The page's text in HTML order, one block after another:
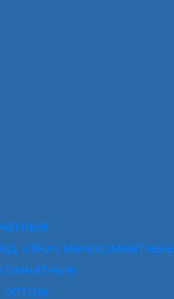
ключ межкомнатные